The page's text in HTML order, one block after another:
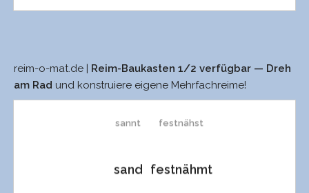
sanft Seiche
resch
Resch
sät
säht
säst
reim-o-mat.de |
Reim-Baukasten 1/2 verfügbar — Dreh
am Rad und konstruiere eigene Mehrfachreime!
sannt
sand
festnähst
festnähmt